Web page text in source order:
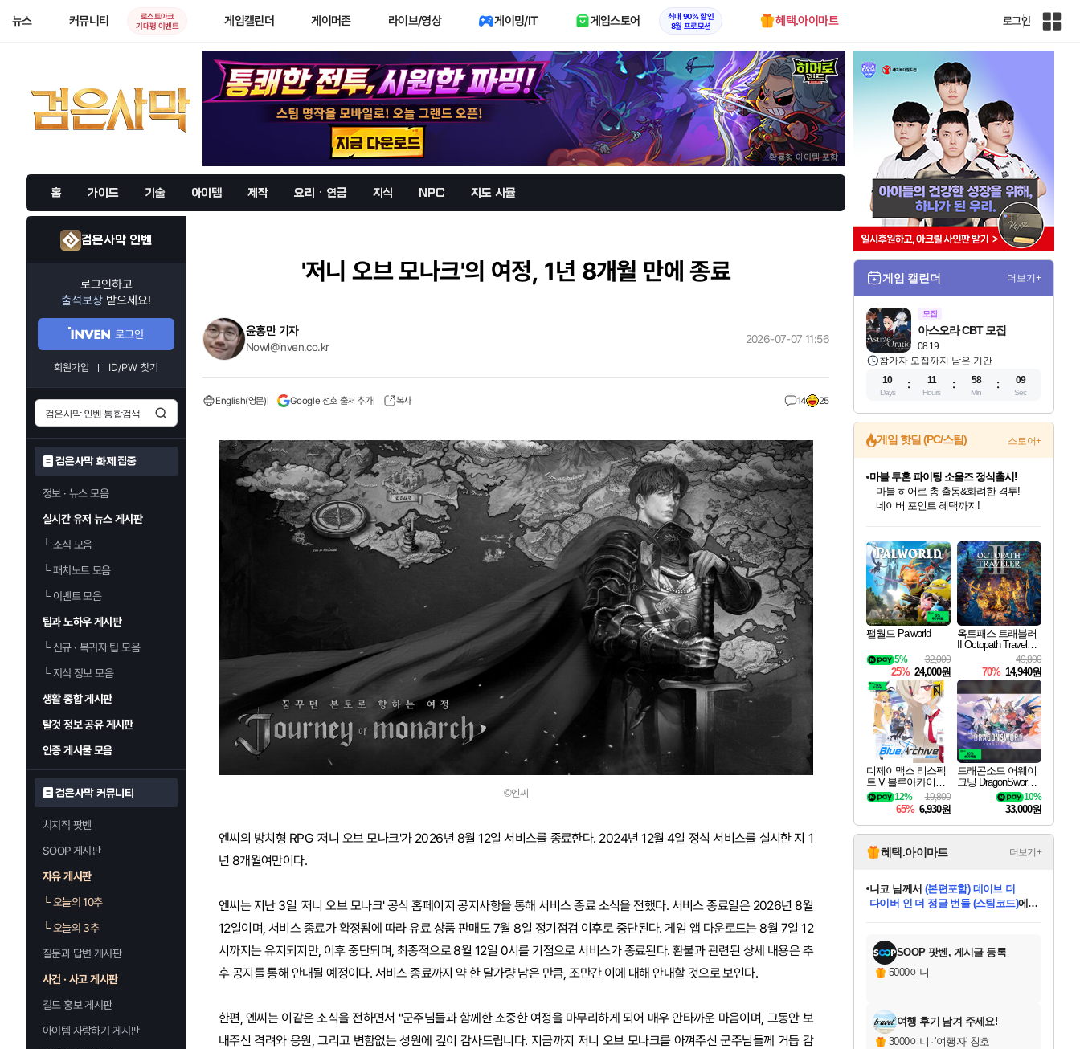
뉴스 커뮤니티
로스트아크
기대평 이벤트
게임캘린더 게이머존 라이브/영상 게이밍/IT 게임스토어
최대 90% 할인
8월 프로모션
혜택.아이마트 로그인
인
홈 가이드 기술 아이템 제작 요리 · 연금 지식 NPC 지도 시뮬
검은사막 인벤
로그인하고
출석보상 받으세요!
로그인
회원가입 ID/PW 찾기
검은사막 화제 집중
정보 · 뉴스 모음
실시간 유저 뉴스 게시판
└소식 모음
└패치노트 모음
└이벤트 모음
팁과 노하우 게시판
└신규 · 복귀자 팁 모음
└지식 정보 모음
생활 종합 게시판
탈것 정보 공유 게시판
인증 게시물 모음
검은사막 커뮤니티
치지직 팟벤
SOOP 게시판
자유 게시판
└오늘의 10추
└오늘의 3추
질문과 답변 게시판
사건 · 사고 게시판
길드 홍보 게시판
아이템 자랑하기 게시판
'저니 오브 모나크'의 여정, 1년 8개월 만에 종료
윤홍만 기자
Nowl@inven.co.kr
English(영문) Google 선호 출처 추가 복사 14 25
2026-07-07 11:56
©엔씨
엔씨의 방치형 RPG '저니 오브 모나크'가 2026년 8월 12일 서비스를 종료한다. 2024년 12월 4일 정식 서비스를 실시한 지 1
년 8개월여만이다.
엔씨는 지난 3일 '저니 오브 모나크' 공식 홈페이지 공지사항을 통해 서비스 종료 소식을 전했다. 서비스 종료일은 2026년 8월
12일이며, 서비스 종료가 확정됨에 따라 유료 상품 판매도 7월 8일 정기점검 이후로 중단된다. 게임 앱 다운로드는 8월 7일 12
시까지는 유지되지만, 이후 중단되며, 최종적으로 8월 12일 0시를 기점으로 서비스가 종료된다. 환불과 관련된 상세 내용은 추
후 공지를 통해 안내될 예정이다. 서비스 종료까지 약 한 달가량 남은 만큼, 조만간 이에 대해 안내할 것으로 보인다.
한편, 엔씨는 이같은 소식을 전하면서 "군주님들과 함께한 소중한 여정을 마무리하게 되어 매우 안타까운 마음이며, 그동안 보
내주신 격려와 응원, 그리고 변함없는 성원에 깊이 감사드립니다. 지금까지 저니 오브 모나크를 아껴주신 군주님들께 거듭 감
게임 캘린더 더보기+
모집
08.19
아스오라 CBT 모집
참가자 모집까지 남은 기간
10
Days
11
Hours
58
Min
07
Sec
게임 핫딜 (PC/스팀) 스토어+
최대 90% 할인가를 만나보세요!
네이버혜택과 함께 만나보세요!
50%할인&추가 적립까지!
네이버 포인트 혜택까지!
귀무자: 검의 길 예약 판매 중!
10% 할인과
이니&베니 혜택까지!
네이버 혜택가와 함께 예약하세요!
할인&네이버혜택으로 만나보세요!
네이버페이 혜택과 만나보세요!
40주년 프로모션으로 만나보세요!
할인가에 만나보세요!
일부 에디션 상시 할인!
혜택으로 예약 판매 중
편안하게 충전하세요
팰월드 Palworld
32,000
5%
25% 24,000원
옥토패스 트래블러
II Octopath Traveler I
49,800
70% 14,940원
디제이맥스 리스펙
트 V 블루아카이브
팩 DJMAX RESPE
CT V Blue Archive P
ack DLC
19,800
12%
65% 6,930원
드래곤소드 어웨이
크닝 DragonSword A
10%
33,000원
혜택.아이마트 더보기+
교환.
당첨되셨습니다.
니코님께서 (본편포함) 데이브 더
다이버 인 더 정글 번들 (스팀코드)에
당첨되셨습니다.
당첨되셨습니다.
당첨되셨습니다.
당첨되셨습니다.
당첨되셨습니다.
에디션 (스팀코드) 를 교환.
당첨되셨습니다.
SOOP 팟벤, 게시글 등록
5000이니
여행 후기 남겨 주세요!
3000이니 ·'여행자' 칭호